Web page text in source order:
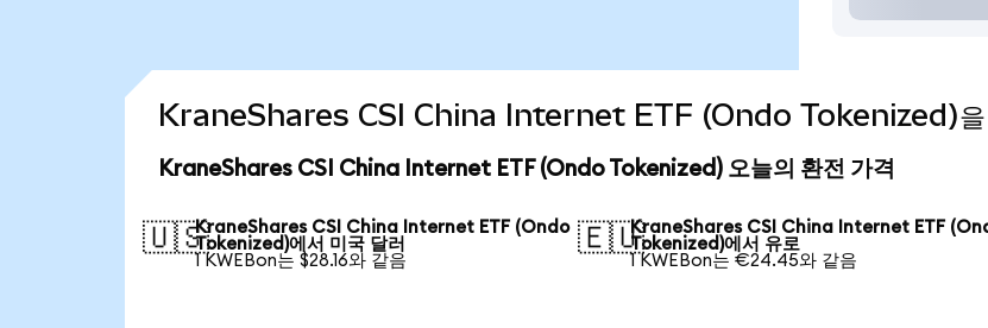
KraneShares CSI China Internet ETF (Ondo Tokenized)을
KraneShares CSI China Internet ETF (Ondo Tokenized) 오늘의 환전 가격
🇺🇸KraneShares CSI China Internet ETF (Ondo
Tokenized)에서 미국 달러
1 KWEBon는 $28.16와 같음
🇪🇺KraneShares CSI China Internet ETF
Tokenized)에서 유로
1 KWEBon는 €24.45와 같음